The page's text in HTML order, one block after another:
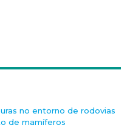
no entorno de rodovias
de mamíferos